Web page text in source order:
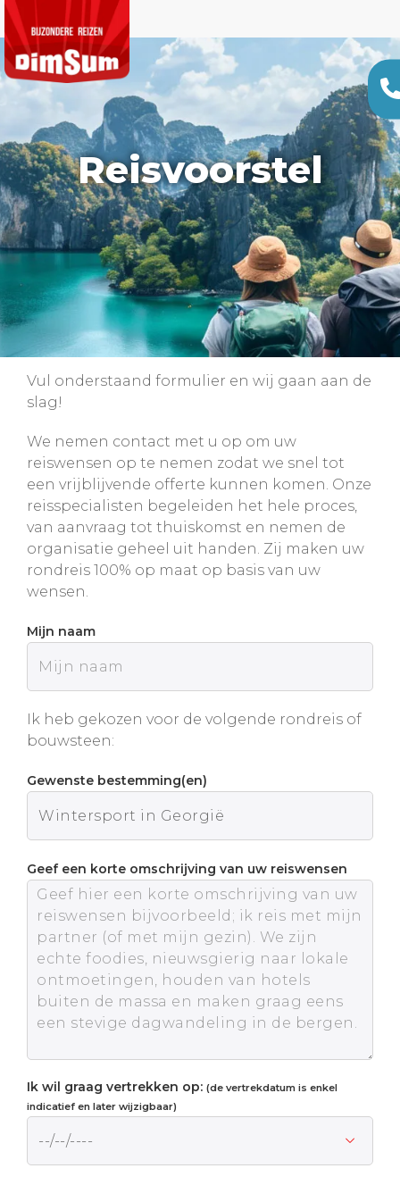
Reisvoorstel
Vul onderstaand formulier en wij gaan aan de
slag!
We nemen contact met u op om uw
reiswensen op te nemen zodat we snel tot
een vrijblijvende offerte kunnen komen. Onze
reisspecialisten begeleiden het hele proces,
van aanvraag tot thuiskomst en nemen de
organisatie geheel uit handen. Zij maken uw
rondreis 100% op maat op basis van uw
wensen.
Mijn naam
Ik heb gekozen voor de volgende rondreis of
bouwsteen:
Gewenste bestemming(en)
Geef een korte omschrijving van uw reiswensen
Ik wil graag vertrekken op: (de vertrekdatum is enkel
indicatief en later wijzigbaar)